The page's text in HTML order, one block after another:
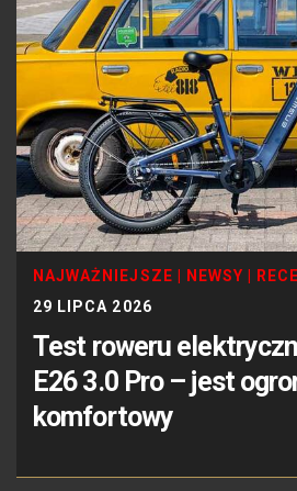
NAJWAŻNIEJSZE NEWSY
29 LIPCA 2026
Test roweru
E26 3.0 Pro – jest
komfortowy